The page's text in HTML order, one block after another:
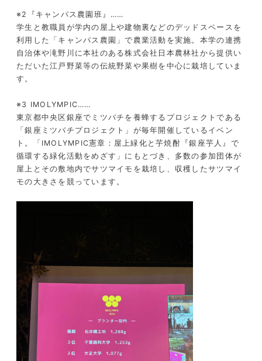
※2『キャンパス農園班』……
学生と教職員が学内の屋上や建物裏などのデッドスペースを
利用した「キャンパス農園」で農業活動を実施。本学の連携
自治体や滝野川に本社のある株式会社日本農林社から提供い
ただいた江戸野菜等の伝統野菜や果樹を中心に栽培していま
す。
※3 IMOLYMPIC……
東京都中央区銀座でミツバチを養蜂するプロジェクトである
「銀座ミツバチプロジェクト」が毎年開催しているイベン
ト。「IMOLYMPIC憲章：屋上緑化と芋焼酎『銀座芋人』で
循環する緑化活動をめざす」にもとづき、多数の参加団体が
屋上とその敷地内でサツマイモを栽培し、収穫したサツマイ
モの大きさを競っています。